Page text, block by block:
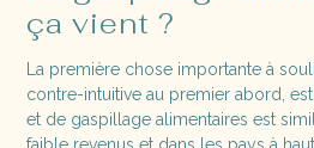
ça vient ?
La première chose importante à
contre-intuitive au premier abord,
et de gaspillage alimentaires est
faible revenus et dans les pays à